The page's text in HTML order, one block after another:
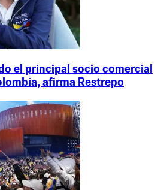
el principal socio comercial
afirma Restrepo